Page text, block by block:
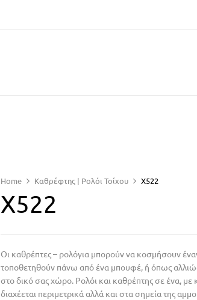
Home Καθρέφτης | Ρολόι Τοίχου X522
X522
Οι καθρέπτες – ρολόγια μπορούν να κοσμήσουν
τοποθετηθούν πάνω από ένα μπουφέ, ή όπως αλλιώς
στο δικό σας χώρο. Ρολόι και καθρέπτης σε ένα,
διαχέεται περιμετρικά αλλά και στα σημεία της